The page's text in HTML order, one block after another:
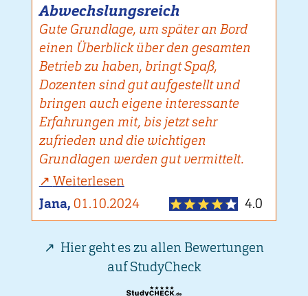
Abwechslungsreich
Gute Grundlage, um später an Bord
einen Überblick über den gesamten
Betrieb zu haben, bringt Spaß,
Dozenten sind gut aufgestellt und
bringen auch eigene interessante
Erfahrungen mit, bis jetzt sehr
zufrieden und die wichtigen
Grundlagen werden gut vermittelt.
Weiterlesen
Jana, 01.10.2024 4.0
Hier geht es zu allen Bewertungen
auf StudyCheck